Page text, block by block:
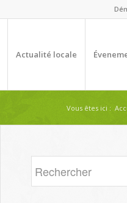
Actualité locale
Vous êtes ici :